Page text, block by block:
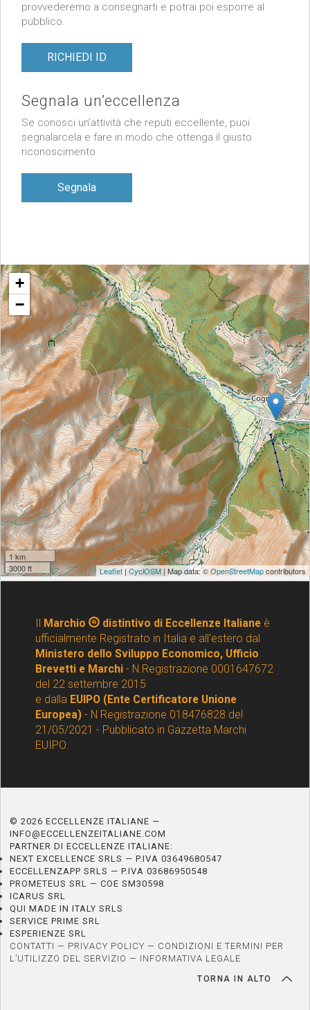
provvederemo a consegnarti e potrai poi esporre al
pubblico.
RICHIEDI ID
Segnala un’eccellenza
Se conosci un’attività che reputi eccellente, puoi
segnalarcela e fare in modo che ottenga il giusto
riconoscimento
Segnala
Marchio distintivo di Eccellenze Italianeè
ufficialmente Registrato in Italia e all'estero dal
Ministero dello Sviluppo Economico, Ufficio
Brevetti e Marchi - N.Registrazione 0001647672
del 22 settembre 2015
e dalla EUIPO (Ente Certificatore Unione
Europea) - N Registrazione 018476828 del
21/05/2021 - Pubblicato in Gazzetta Marchi
EUIPO.
© 2026 ECCELLENZE ITALIANE —
INFO@ECCELLENZEITALIANE.COM
PARTNER DI ECCELLENZE ITALIANE:
NEXT EXCELLENCE SRLS — P.IVA 03649680547
ECCELLENZAPP SRLS — P.IVA 03686950548
PROMETEUS SRL — COE SM30598
ICARUS SRL
QUI MADE IN ITALY SRLS
SERVICE PRIME SRL
ESPERIENZE SRL
CONTATTI — PRIVACY POLICY — CONDIZIONI E TERMINI PER
L’UTILIZZO DEL SERVIZIO — INFORMATIVA LEGALE
TORNA IN ALTO